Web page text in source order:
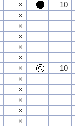
× 10
×
×
×
×
×
× 10
×
×
×
×
×